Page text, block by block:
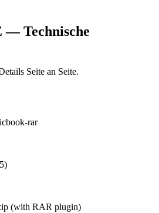
— Technische
Seite an Seite.
rar
(with RAR plugin)